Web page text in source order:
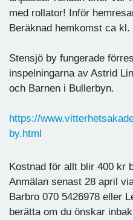
med rollator! Inför
Beräknad hemkomst ca kl.
Stensjö by fungerade
inspelningarna av Astrid
och Barnen i Bullerbyn.
https://
by.html
Kostnad för allt blir 400 kr
Anmälan senast 28 april
Barbro 070 5426978 eller
berätta om du önskar